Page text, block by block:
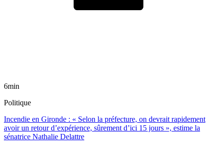
6min
Politique
Incendie en Gironde : « Selon la préfecture, on devrait rapidement
avoir un retour d’expérience, sûrement d’ici 15 jours », estime la
sénatrice Nathalie Delattre